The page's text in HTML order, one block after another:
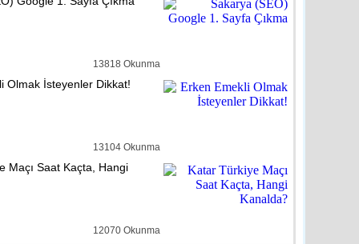
Engelli Bireylerin
detay ›
13818 Okunma
Olmak İsteyenler Dikkat!
13104 Okunma
Maçı Saat Kaçta, Hangi
12070 Okunma